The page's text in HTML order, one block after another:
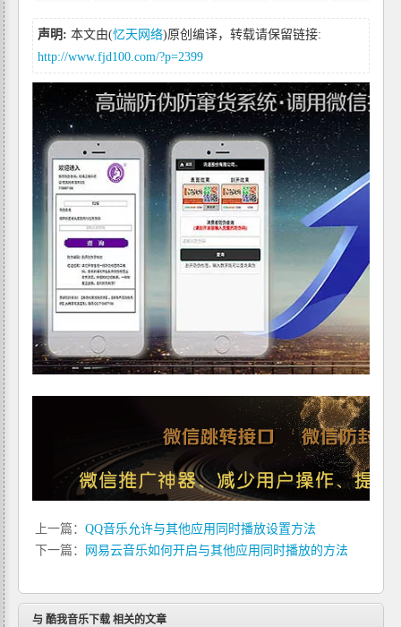
声明: 本文由(忆天网络)原创编译，转载请保留链接:
http://www.fjd100.com/?p=2399
上一篇： QQ音乐允许与其他应用同时播放设置方法
下一篇：
网易云音乐如何开启与其他应用同时播放的方法
与 酷我音乐下载 相关的文章